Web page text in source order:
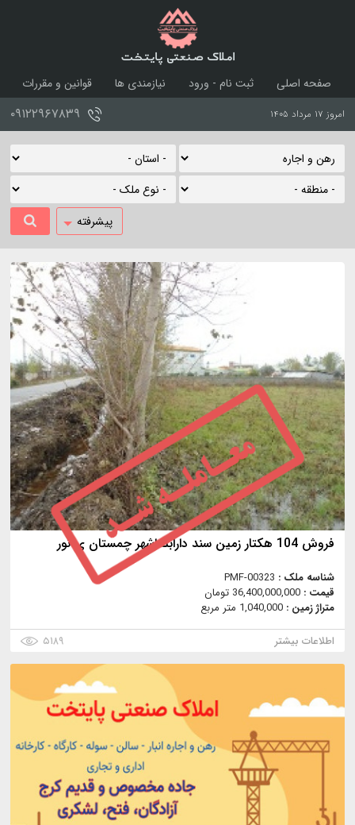
املاک صنعتی پایتخت
صفحه اصلی ثبت نام - ورود نیازمندی ها
قوانین و مقررات
امروز ۱۷ مرداد ۱۴۰۵ ۰۹۱۲۲۹۶۷۸۳۹
پیشرفته
فروش 104 هکتار زمین سند دارابتداشهر چمستان ی نور
شناسه ملک : PMF-00323
قیمت : 36,400,000,000 تومان
متراژ زمین : 1,040,000 متر مربع
اطلاعات بیشتر
۵۱۸۹